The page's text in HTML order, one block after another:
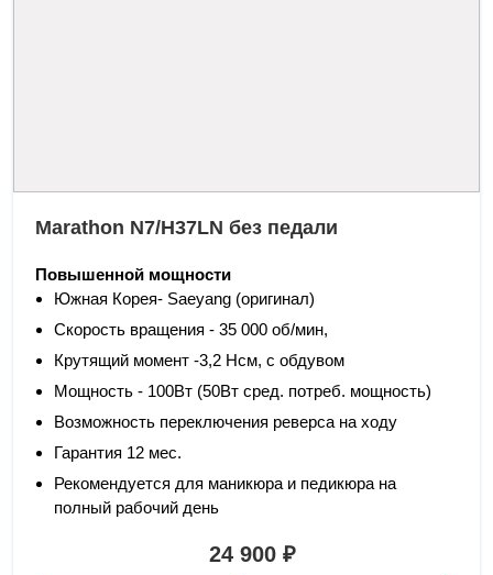
Marathon N7/H37LN без педали
Повышенной мощности
Южная Корея- Saeyang (оригинал)
Скорость вращения - 35 000 об/мин,
Крутящий момент -3,2 Нсм, с обдувом
Мощность - 100Вт (50Вт сред. потреб. мощность)
Возможность переключения реверса на ходу
Гарантия 12 мес.
Рекомендуется для маникюра и педикюра на
полный рабочий день
24 900 ₽